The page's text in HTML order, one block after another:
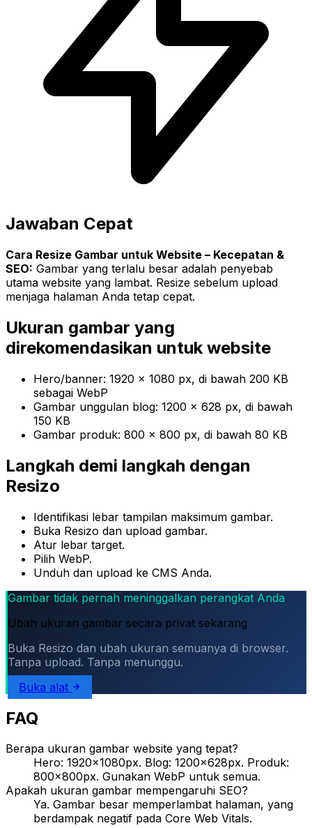
Jawaban Cepat
Cara Resize Gambar untuk Website – Kecepatan &
SEO: Gambar yang terlalu besar adalah penyebab
utama website yang lambat. Resize sebelum upload
menjaga halaman Anda tetap cepat.
Ukuran gambar yang
direkomendasikan untuk website
Hero/banner: 1920 × 1080 px, di bawah 200 KB
sebagai WebP
Gambar unggulan blog: 1200 × 628 px, di bawah
150 KB
Gambar produk: 800 × 800 px, di bawah 80 KB
Langkah demi langkah dengan
Resizo
Identifikasi lebar tampilan maksimum gambar.
Buka Resizo dan upload gambar.
Atur lebar target.
Pilih WebP.
Unduh dan upload ke CMS Anda.
Gambar tidak pernah meninggalkan perangkat Anda
Ubah ukuran gambar secara privat sekarang
Buka Resizo dan ubah ukuran semuanya di browser.
Tanpa upload. Tanpa menunggu.
Buka alat
FAQ
Berapa ukuran gambar website yang tepat?
Hero: 1920×1080px. Blog: 1200×628px. Produk:
800×800px. Gunakan WebP untuk semua.
Apakah ukuran gambar mempengaruhi SEO?
Ya. Gambar besar memperlambat halaman, yang
berdampak negatif pada Core Web Vitals.